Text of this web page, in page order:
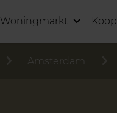
Woningmarkt
Amsterdam